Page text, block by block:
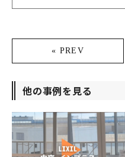
« PREV
他の事例を見る